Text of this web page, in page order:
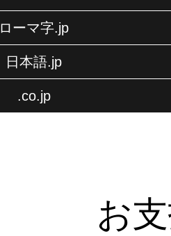
ローマ字.jp
日本語.jp
.co.jp
お